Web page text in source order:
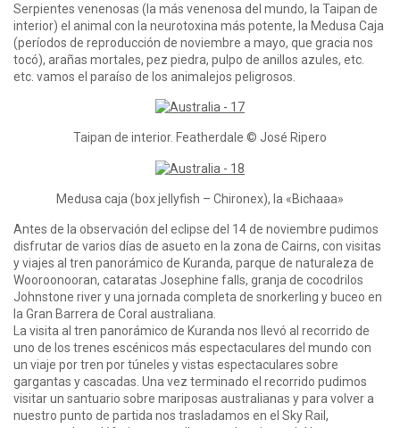
Serpientes venenosas (la más venenosa del mundo, la Taipan de
interior) el animal con la neurotoxina más potente, la Medusa Caja
(períodos de reproducción de noviembre a mayo, que gracia nos
tocó), arañas mortales, pez piedra, pulpo de anillos azules, etc.
etc. vamos el paraíso de los animalejos peligrosos.
Taipan de interior. Featherdale © José Ripero
Medusa caja (box jellyfish – Chironex), la «Bichaaa»
Antes de la observación del eclipse del 14 de noviembre pudimos
disfrutar de varios días de asueto en la zona de Cairns, con visitas
y viajes al tren panorámico de Kuranda, parque de naturaleza de
Wooroonooran, cataratas Josephine falls, granja de cocodrilos
Johnstone river y una jornada completa de snorkerling y buceo en
la Gran Barrera de Coral australiana.
La visita al tren panorámico de Kuranda nos llevó al recorrido de
uno de los trenes escénicos más espectaculares del mundo con
un viaje por tren por túneles y vistas espectaculares sobre
gargantas y cascadas. Una vez terminado el recorrido pudimos
visitar un santuario sobre mariposas australianas y para volver a
nuestro punto de partida nos trasladamos en el Sky Rail,